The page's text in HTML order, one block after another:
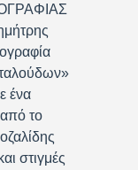
ένα
το
στιγμές